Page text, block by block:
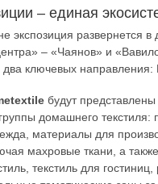
– единая
экспозиция развернется в
– «Чаянов» и
ключевых направления:
будут
домашнего текстиля:
материалы для
махровые ткани, а
текстиль для